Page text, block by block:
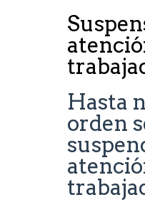
Hasta
orden